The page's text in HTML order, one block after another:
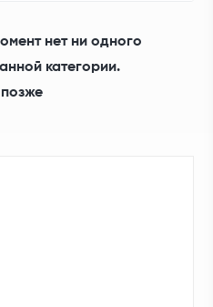
нет ни одного
категории.